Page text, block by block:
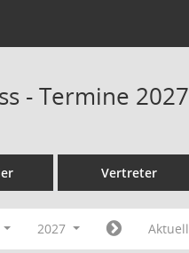
- Termine 2027
Vertreter
2027 Aktuell